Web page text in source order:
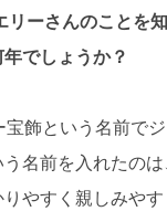
ーさんのことを
でしょうか？
飾という名前で
名前を入れたの
やすく親しみや